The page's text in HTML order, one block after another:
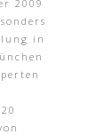
2009
in